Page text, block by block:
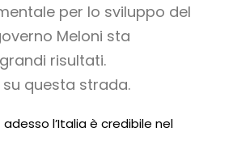
per lo sviluppo del
Meloni sta
risultati.
questa strada.
l’Italia è credibile nel